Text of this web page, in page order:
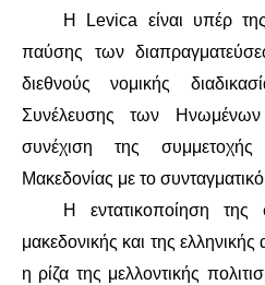
ΑΣΊΑ /
ΕΡΓΑΤΙΚΌ
Η Levica είναι υπέρ
παύσης των
διεθνούς νομικής
Συνέλευσης των
συνέχιση της
Μακεδονίας με το
Η εντατικοποίηση της
μακεδονικής και της ελληνικής
η ρίζα της μελλοντικής